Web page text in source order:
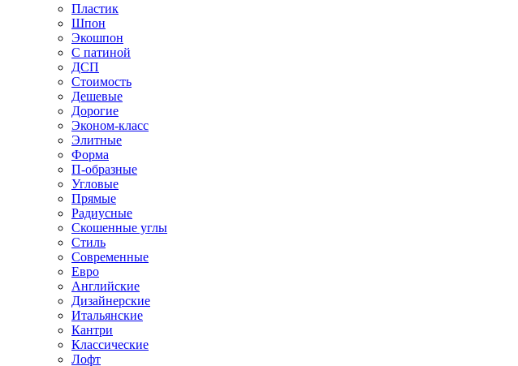
Пластик
Шпон
Экошпон
С патиной
ДСП
Стоимость
Дешевые
Дорогие
Эконом-класс
Элитные
Форма
П-образные
Угловые
Прямые
Радиусные
Скошенные углы
Стиль
Современные
Евро
Английские
Дизайнерские
Итальянские
Кантри
Классические
Лофт